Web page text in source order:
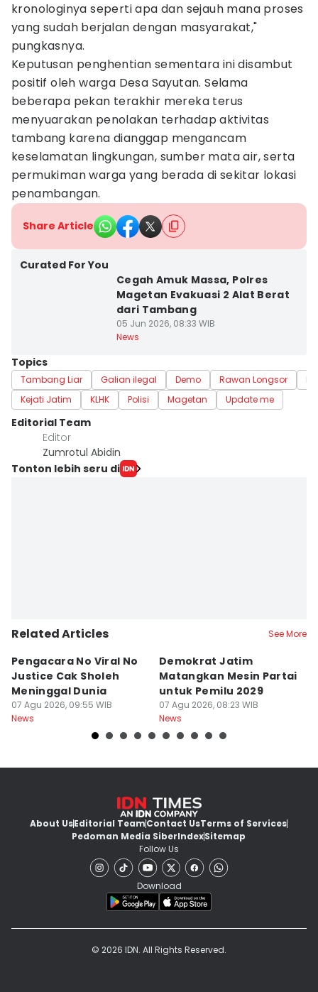
kronologinya seperti apa dan sejauh mana proses
yang sudah berjalan dengan masyarakat,"
pungkasnya.
Keputusan penghentian sementara ini disambut
positif oleh warga Desa Sayutan. Selama
beberapa pekan terakhir mereka terus
menyuarakan penolakan terhadap aktivitas
tambang karena dianggap mengancam
keselamatan lingkungan, sumber mata air, serta
permukiman warga yang berada di sekitar lokasi
penambangan.
Share Article
Curated For You
Cegah Amuk Massa, Polres
Magetan Evakuasi 2 Alat Berat
dari Tambang
05 Jun 2026, 08:33 WIB
News
Topics
Tambang Liar Galian ilegal Demo Rawan Longsor
Kejati Jatim
KLHK Polisi Magetan Update me
Editorial Team
Editor
Zumrotul Abidin
Tonton lebih seru di
Related Articles See More
Pengacara No Viral No
Justice Cak Sholeh
Meninggal Dunia
07 Agu 2026, 09:55 WIB
News
Demokrat Jatim
Matangkan Mesin Partai
untuk Pemilu 2029
07 Agu 2026, 08:23 WIB
News
About UsEditorial TeamContact UsTerms of Services
Pedoman Media SiberIndexSitemap
Follow Us
Download
© 2026 IDN. All Rights Reserved.